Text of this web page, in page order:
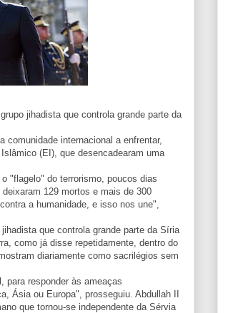
jihadista que controla grande parte da
internacional a enfrentar,
(EI), que desencadearam uma
"flagelo" do terrorismo, poucos dias
129 mortos e mais de 300
a humanidade, e isso nos une",
que controla grande parte da Síria
como já disse repetidamente, dentro do
diariamente como sacrilégios sem
para responder às ameaças
Ásia ou Europa", prosseguiu. Abdullah II
que tornou-se independente da Sérvia